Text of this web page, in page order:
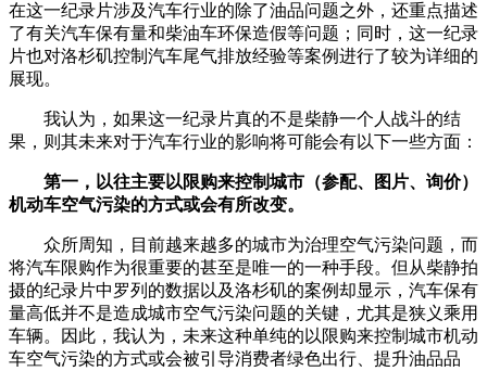
在这一纪录片涉及汽车行业的除了油品问题之外，还重点描述
了有关汽车保有量和柴油车环保造假等问题；同时，这一纪录
片也对洛杉矶控制汽车尾气排放经验等案例进行了较为详细的
展现。
我认为，如果这一纪录片真的不是柴静一个人战斗的结
果，则其未来对于汽车行业的影响将可能会有以下一些方面：
第一，以往主要以限购来控制城市（参配、图片、询价）
机动车空气污染的方式或会有所改变。
众所周知，目前越来越多的城市为治理空气污染问题，而
将汽车限购作为很重要的甚至是唯一的一种手段。但从柴静拍
摄的纪录片中罗列的数据以及洛杉矶的案例却显示，汽车保有
量高低并不是造成城市空气污染问题的关键，尤其是狭义乘用
车辆。因此，我认为，未来这种单纯的以限购来控制城市机动
车空气污染的方式或会被引导消费者绿色出行、提升油品品